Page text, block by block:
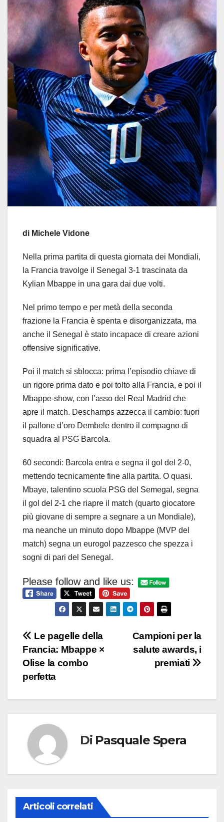
di Michele Vidone
Nella prima partita di questa giornata dei Mondiali,
la Francia travolge il Senegal 3-1 trascinata da
Kylian Mbappe in una gara dai due volti.
Nel primo tempo e per metà della seconda
frazione la Francia è spenta e disorganizzata, ma
anche il Senegal è stato incapace di creare azioni
offensive significative.
Poi il match si sblocca: prima l’episodio chiave di
un rigore prima dato e poi tolto alla Francia, e poi il
Mbappe-show, con l’asso del Real Madrid che
apre il match. Deschamps azzecca il cambio: fuori
il pallone d’oro Dembele dentro il compagno di
squadra al PSG Barcola.
60 secondi: Barcola entra e segna il gol del 2-0,
mettendo tecnicamente fine alla partita. O quasi.
Mbaye, talentino scuola PSG del Semegal, segna
il gol del 2-1 che riapre il match (quarto giocatore
più giovane di sempre a segnare a un Mondiale),
ma neanche un minuto dopo Mbappe (MVP del
match) segna un eurogol pazzesco che spezza i
sogni di pari del Senegal.
Please follow and like us:
Navigazione
articoli
Campioni per la
salute awards, i
premiati
Le pagelle della
Francia: Mbappe ×
Olise la combo
perfetta
Di Pasquale Spera
Articoli correlati